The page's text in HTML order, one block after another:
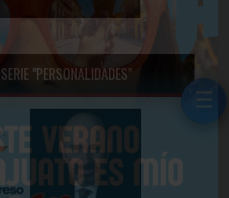
☰
☰
"PERSONALIDADES"